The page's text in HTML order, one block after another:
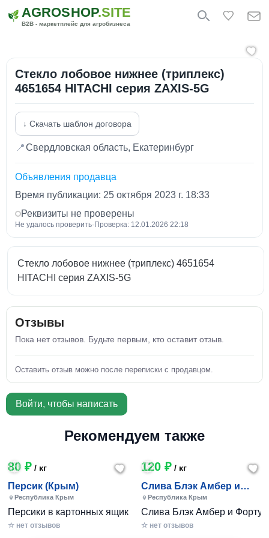
AGROSHOP.SITE
B2B - маркетплейс для агробизнеса
Стекло лобовое нижнее (триплекс)
4651654 HITACHI серия ZAXIS-5G
↓ Скачать шаблон договора
📍Свердловская область, Екатеринбург
Объявления продавца
Время публикации: 25 октября 2023 г. 18:33
Реквизиты не проверены
Не удалось проверить· Проверка: 12.01.2026 22:18
Стекло лобовое нижнее (триплекс) 4651654
HITACHI серия ZAXIS-5G
Отзывы
Пока нет отзывов. Будьте первым, кто оставит отзыв.
Оставить отзыв можно после переписки с продавцом.
Войти, чтобы написать
Рекомендуем также
80 ₽ / кг
Персик (Крым)
Республика Крым
Персики в картонных ящиках по 7-10 кг. Цена 80-200 руб
☆ нет отзывов
120 ₽/ кг
Слива Блэк Амбер и
Фортуна (Крым)
Республика Крым
Слива Блэк Амбер и
☆ нет отзывов